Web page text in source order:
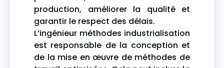
production, améliorer la qualité et
garantir le respect des délais.
L’ingénieur méthodes industrialisation
est responsable de la conception et
de la mise en œuvre de méthodes de